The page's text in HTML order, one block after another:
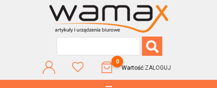
0
Wartość:ZALOGUJ